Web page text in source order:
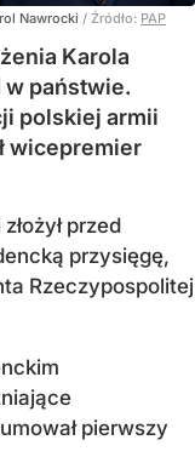
Nawrocki / Źródło: PAP
Karola
w państwie.
polskiej armii
wicepremier
przed
przysięgę,
Rzeczypospolitej
pierwszy